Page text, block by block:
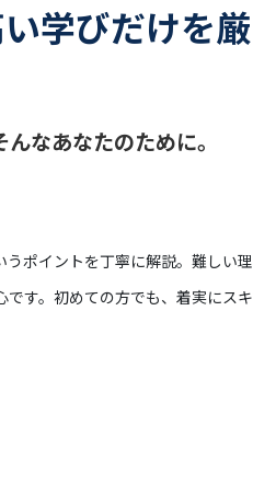
学びだけを厳
なあなたのために。
ポイントを丁寧に解説。難しい理
す。初めての方でも、着実にスキ